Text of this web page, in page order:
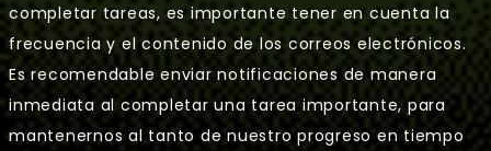
completar tareas, es importante tener en cuenta la
frecuencia y el contenido de los correos electrónicos.
Es recomendable enviar notificaciones de manera
inmediata al completar una tarea importante, para
mantenernos al tanto de nuestro progreso en tiempo